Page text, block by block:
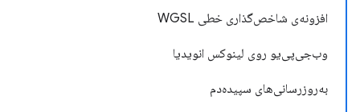
افزونه‌ی شاخص‌گذاری خطی WGSL
وب‌جی‌پی‌یو روی لینوکس انویدیا
به‌روزرسانی‌های سپیده‌دم